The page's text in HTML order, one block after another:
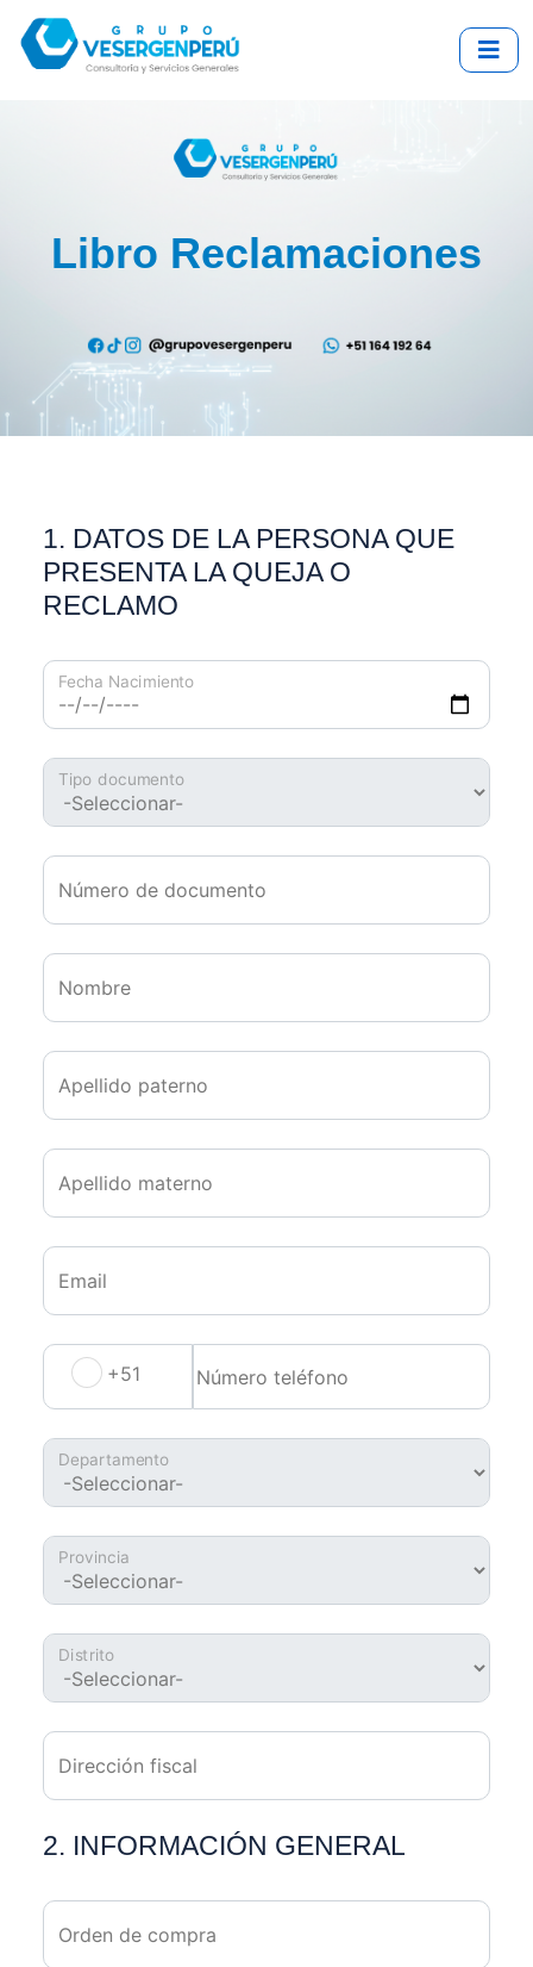
Libro Reclamaciones
1. DATOS DE LA PERSONA QUE
PRESENTA LA QUEJA O
RECLAMO
Fecha Nacimiento
Tipo documento
Número de documento
Nombre
Apellido paterno
Apellido materno
Email
+51
Departamento
Provincia
Distrito
Dirección fiscal
2. INFORMACIÓN GENERAL
Orden de compra